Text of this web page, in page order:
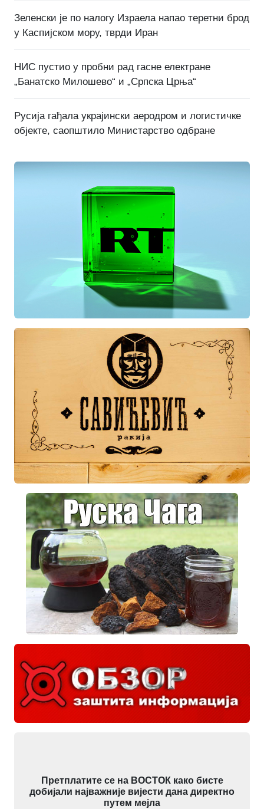
Зеленски је по налогу Израела напао теретни брод
у Каспијском мору, тврди Иран
НИС пустио у пробни рад гасне електране
„Банатско Милошево“ и „Српска Црња“
Русија гађала украјински аеродром и логистичке
објекте, саопштило Министарство одбране
Претплатите се на ВОСТОК како бисте
добијали најважније вијести дана директно
путем мејла